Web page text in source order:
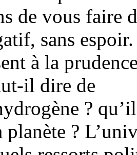
de vous faire
sans
à la
il dire de
?
planète ?